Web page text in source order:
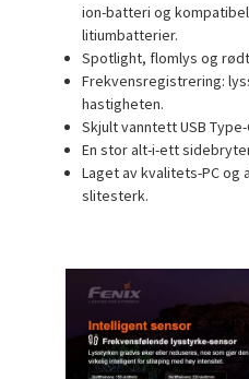
ion-batteri og
litiumbatterier.
Spotlight, flomlys og
Frekvensregistrering:
hastigheten.
Skjult vanntett USB
En stor alt-i-ett
Laget av kvalitets-PC og
slitesterk.